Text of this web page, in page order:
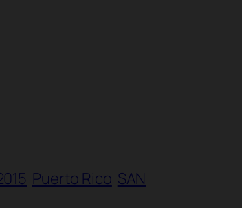
Puerto Rico SAN